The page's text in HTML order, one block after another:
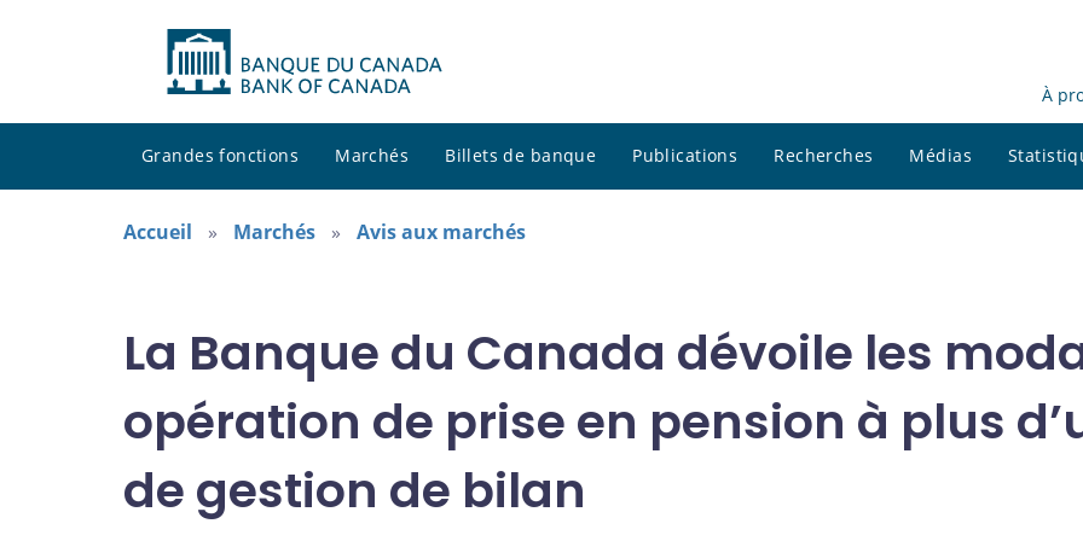
À
Grandes fonctions Marchés Billets de banque Publications Recherches Médias
Accueil Marchés Avis aux marchés
La Banque du Canada dévoile les
opération de prise en pension à plus
de gestion de bilan